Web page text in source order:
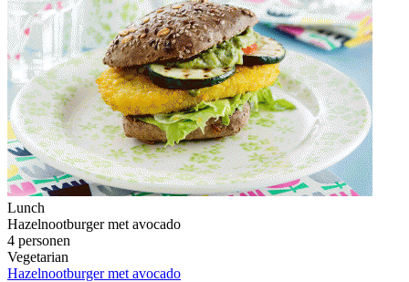
Lunch
Hazelnootburger met avocado
4 personen
Vegetarian
Hazelnootburger met avocado